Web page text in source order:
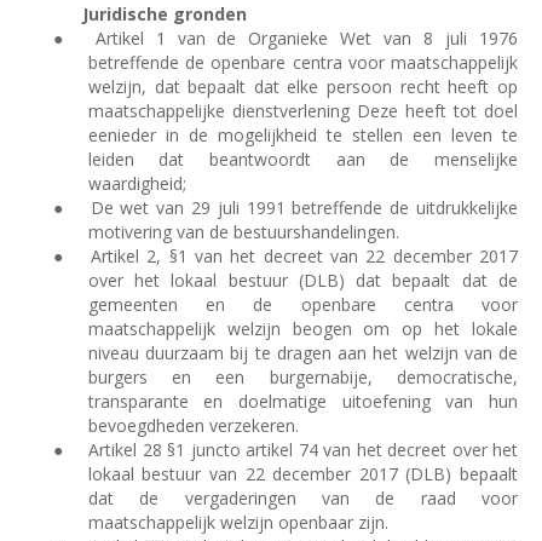
Juridische gronden
●
Artikel 1 van de Organieke Wet van 8 juli 1976
betreffende de openbare centra voor maatschappelijk
welzijn, dat bepaalt dat elke persoon recht heeft op
maatschappelijke dienstverlening Deze heeft tot doel
eenieder in de mogelijkheid te stellen een leven te
leiden dat beantwoordt aan de menselijke
waardigheid;
●
De wet van 29 juli 1991 betreffende de uitdrukkelijke
motivering van de bestuurshandelingen.
●
Artikel 2, §1 van het decreet van 22 december 2017
over het lokaal bestuur (DLB) dat bepaalt dat de
gemeenten en de openbare centra voor
maatschappelijk welzijn beogen om op het lokale
niveau duurzaam bij te dragen aan het welzijn van de
burgers en een burgernabije, democratische,
transparante en doelmatige uitoefening van hun
bevoegdheden verzekeren.
●
Artikel 28 §1 juncto artikel 74 van het decreet over het
lokaal bestuur van 22 december 2017 (DLB) bepaalt
dat de vergaderingen van de raad voor
maatschappelijk welzijn openbaar zijn.